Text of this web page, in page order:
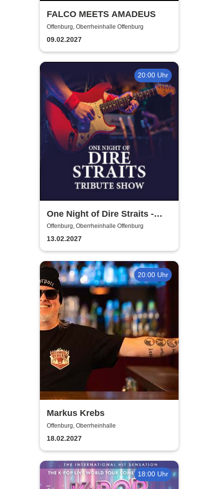
FALCO MEETS AMADEUS
Offenburg, Oberrheinhalle Offenburg
09.02.2027
20:00 Uhr
One Night of Dire Straits -
Tribute Show
Offenburg, Oberrheinhalle Offenburg
13.02.2027
20:00 Uhr
Markus Krebs
Offenburg, Oberrheinhalle
18.02.2027
18:00 Uhr